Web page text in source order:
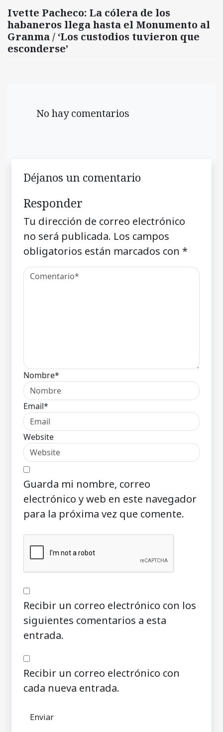
Ivette Pacheco: La cólera de los
habaneros llega hasta el Monumento al
Granma / ‘Los custodios tuvieron que
esconderse’
No hay comentarios
Déjanos un comentario
Responder
Tu dirección de correo electrónico
no será publicada. Los campos
obligatorios están marcados con *
Nombre*
Email*
Website
Guarda mi nombre, correo
electrónico y web en este navegador
para la próxima vez que comente.
Recibir un correo electrónico con los
siguientes comentarios a esta
entrada.
Recibir un correo electrónico con
cada nueva entrada.